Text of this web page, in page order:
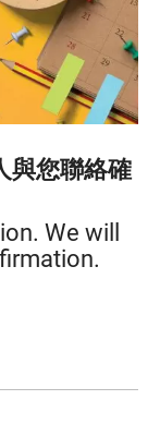
與您聯絡確
We will